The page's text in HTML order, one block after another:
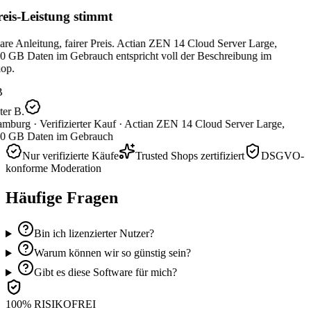
Leistung stimmt
Anleitung, fairer Preis. Actian ZEN 14 Cloud Server Large,
GB Daten im Gebrauch entspricht voll der Beschreibung im
B.
· Verifizierter Kauf · Actian ZEN 14 Cloud Server Large,
GB Daten im Gebrauch
Nur verifizierte Käufe
Trusted Shops zertifiziert
DSGVO-
konforme Moderation
Häufige Fragen
Bin ich lizenzierter Nutzer?
Warum können wir so günstig sein?
Gibt es diese Software für mich?
100% RISIKOFREI